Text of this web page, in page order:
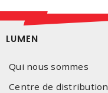
LUMEN
Qui nous sommes
Centre de distribution